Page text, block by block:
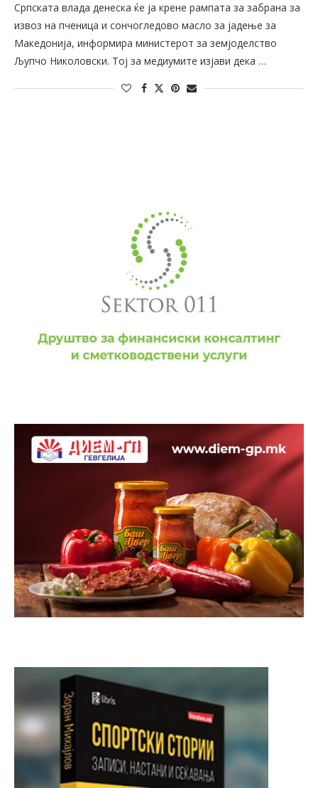
Српската влада денеска ќе ја крене рампата за забрана за
извоз на пченица и сончогледово масло за јадење за
Македонија, информира министерот за земјоделство
Љупчо Николовски. Тој за медиумите изјави дека …